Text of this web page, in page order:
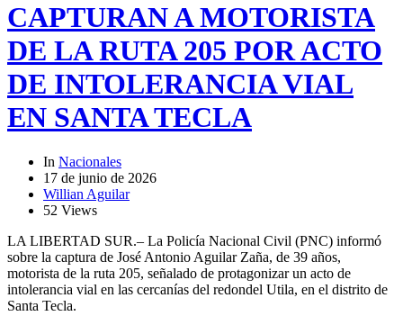
CAPTURAN A MOTORISTA
DE LA RUTA 205 POR ACTO
DE INTOLERANCIA VIAL
EN SANTA TECLA
In Nacionales
17 de junio de 2026
Willian Aguilar
52 Views
LA LIBERTAD SUR.– La Policía Nacional Civil (PNC) informó
sobre la captura de José Antonio Aguilar Zaña, de 39 años,
motorista de la ruta 205, señalado de protagonizar un acto de
intolerancia vial en las cercanías del redondel Utila, en el distrito de
Santa Tecla.